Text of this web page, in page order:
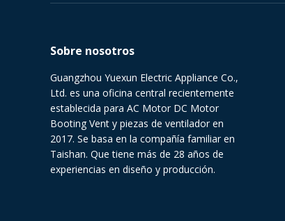
Sobre nosotros
Guangzhou Yuexun Electric Appliance Co.,
Ltd. es una oficina central recientemente
establecida para AC Motor DC Motor
Booting Vent y piezas de ventilador en
2017. Se basa en la compañía familiar en
Taishan. Que tiene más de 28 años de
experiencias en diseño y producción.